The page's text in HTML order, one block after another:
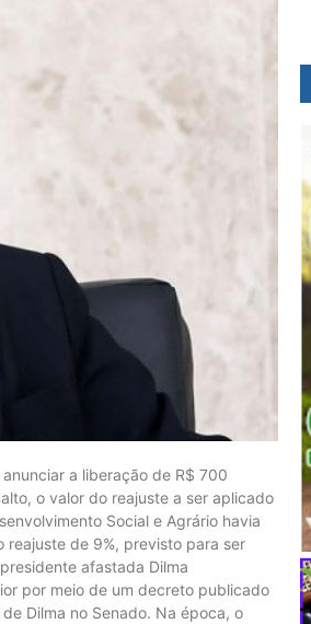
a liberação de R$ 700
o valor do reajuste a ser aplicado
Social e Agrário havia
reajuste de 9%, previsto para ser
afastada Dilma
por meio de um decreto publicado
Dilma no Senado. Na época, o